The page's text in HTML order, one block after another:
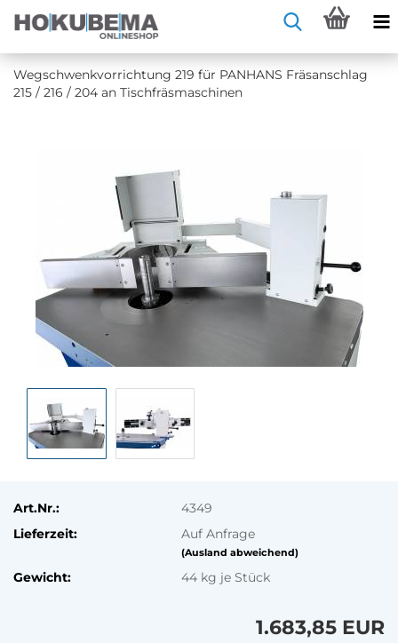
Weg­schwenk­vor­rich­tung 219 für PAN­HANS Fräs­an­schlag
215 / 216 / 204 an Tisch­fräs­ma­schi­nen
Art.Nr.:
4349
Lieferzeit:
Auf Anfrage
(Ausland abweichend)
Gewicht: 44 kg je Stück
1.683,85 EUR